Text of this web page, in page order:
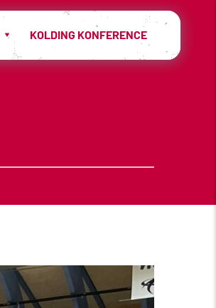
KOLDING KONFERENCE